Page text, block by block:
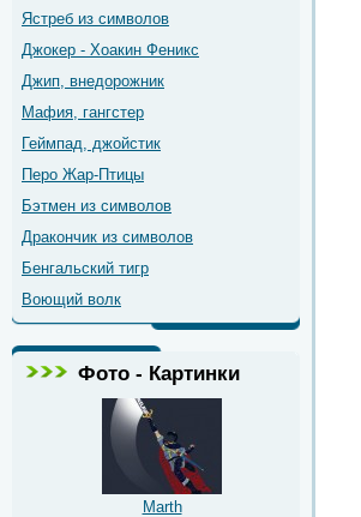
Ястреб из символов
Джокер - Хоакин Феникс
Джип, внедорожник
Мафия, гангстер
Геймпад, джойстик
Перо Жар-Птицы
Бэтмен из символов
Дракончик из символов
Бенгальский тигр
Воющий волк
Фото - Картинки
Marth